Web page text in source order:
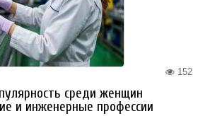
152
среди женщин
и инженерные профессии